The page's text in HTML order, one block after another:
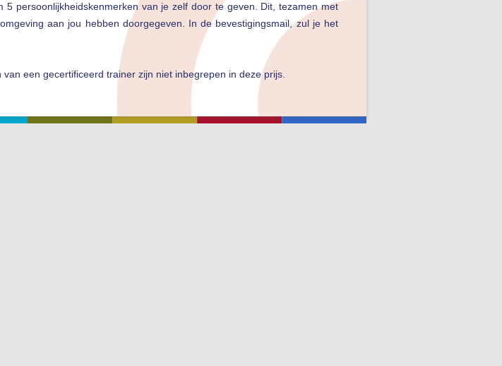
persoonlijkheidskenmerken van je zelf door te geven. Dit, tezamen met
aan jou hebben doorgegeven. In de bevestigingsmail, zul je het
een gecertificeerd trainer zijn niet inbegrepen in deze prijs.